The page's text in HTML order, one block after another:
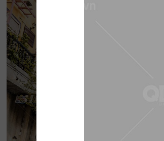
thở của đường phố,